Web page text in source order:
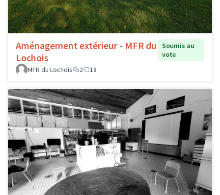
Aménagement extérieur - MFR du
Lochois
Soumis au
vote
MFR du Lochois
2 18